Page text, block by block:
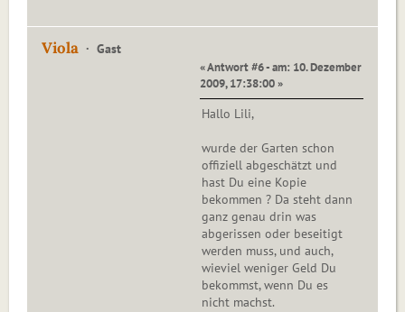
Viola Gast
« Antwort #6 - am: 10. Dezember
2009, 17:38:00 »
Hallo Lili,
wurde der Garten schon
offiziell abgeschätzt und
hast Du eine Kopie
bekommen ? Da steht dann
ganz genau drin was
abgerissen oder beseitigt
werden muss, und auch,
wieviel weniger Geld Du
bekommst, wenn Du es
nicht machst.